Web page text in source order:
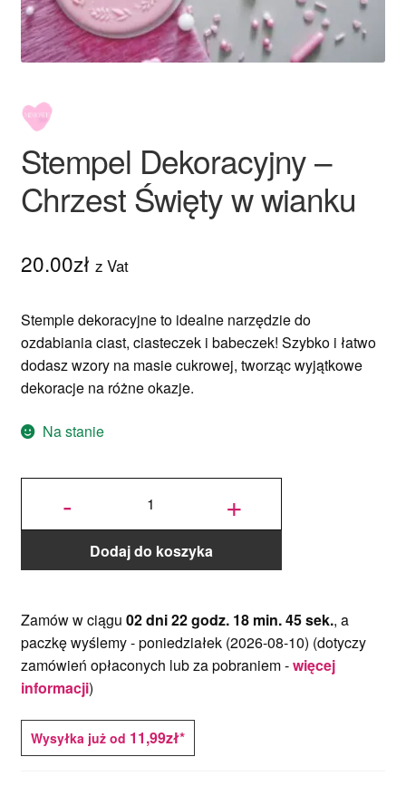
Stempel Dekoracyjny –
Chrzest Święty w wianku
20.00zł z Vat
Stemple dekoracyjne to idealne narzędzie do
ozdabiania ciast, ciasteczek i babeczek! Szybko i łatwo
dodasz wzory na masie cukrowej, tworząc wyjątkowe
dekoracje na różne okazje.
Na stanie
-
ilość
- Chrzest
Święty w
wianku +
Dodaj do koszyka
Zamów w ciągu 02 dni 22 godz. 18 min. 45 sek., a
paczkę wyślemy -poniedziałek (2026-08-10) (dotyczy
zamówień opłaconych lub za pobraniem -więcej
informacji)
Wysyłka już od 11,99zł*